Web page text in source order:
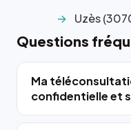
Uzès
Questions
Ma
confidentielle et